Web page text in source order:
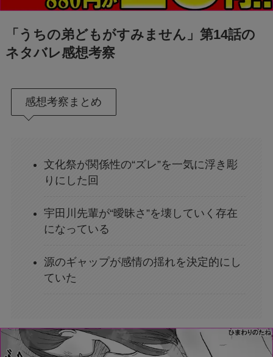
「うちの弟どもがすみません」第14話の
ネタバレ感想考察
感想考察まとめ
文化祭が関係性の“ズレ”を一気に浮き彫
りにした回
宇田川先輩が“曖昧さ”を壊していく存在
になっている
源のギャップが感情の揺れを決定的にし
ていた